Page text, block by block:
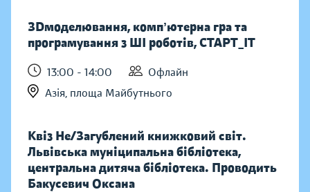
ЗDмоделювання, компʼютерна гра та
програмування з ШІ роботів, СТАРТ_ІТ
13:00 - 14:00
Офлайн
Азія, площа Майбутнього
Квіз Не/Загублений книжковий світ.
Львівська муніципальна бібліотека,
центральна дитяча бібліотека. Проводить
Бакусевич Оксана